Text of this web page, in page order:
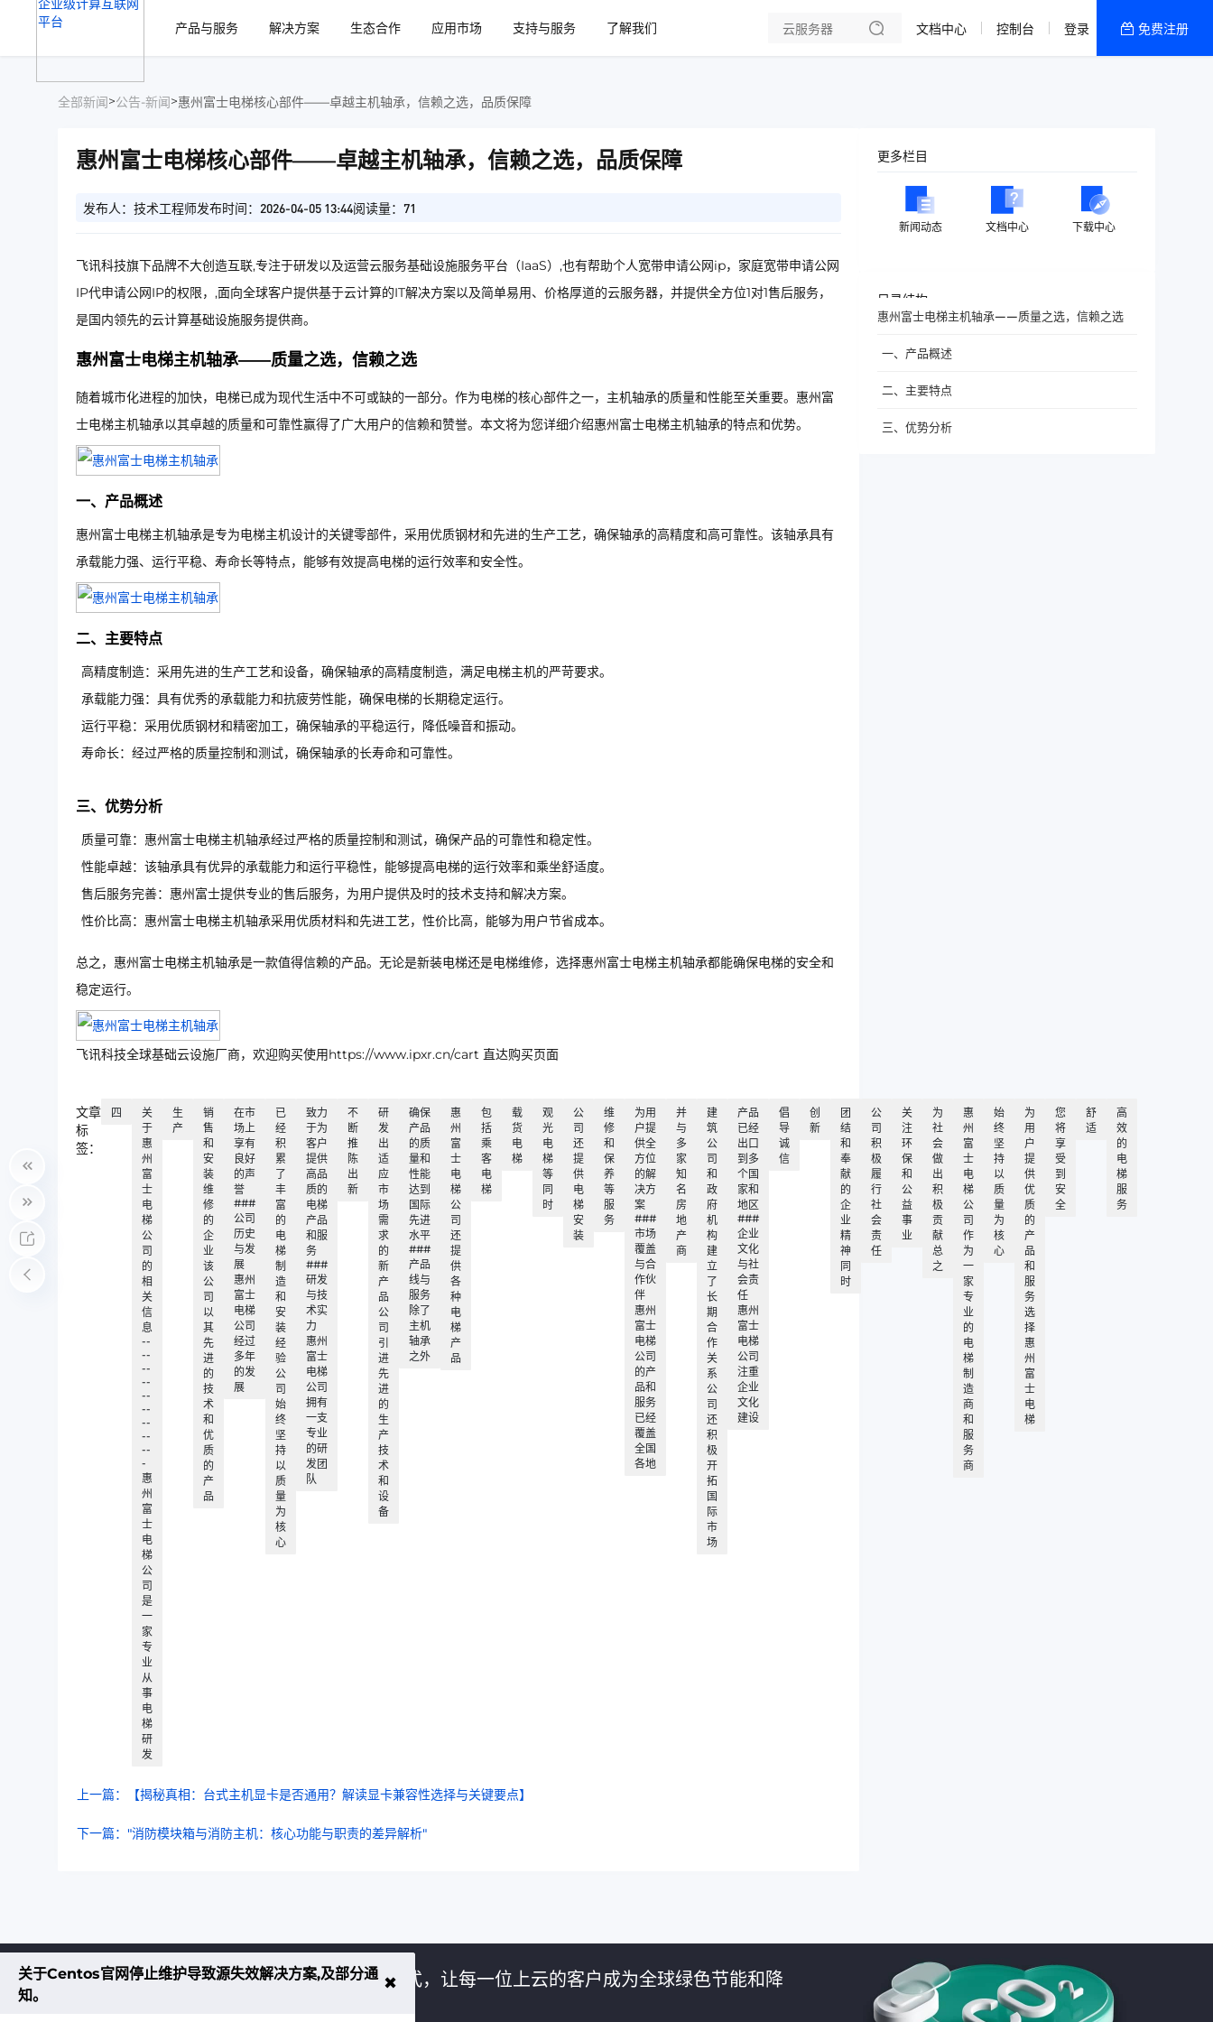
产品与服务
解决方案 生态合作 应用市场 支持与服务
了解我们
文档中心 控制台 登录 免费注册
全部新闻>公告-新闻>惠州富士电梯核心部件——卓越主机轴承，信赖之选，品质保障
惠州富士电梯核心部件——卓越主机轴承，信赖之选，品质保障
发布人：技术工程师发布时间：2026-04-05 13:44阅读量：71
飞讯科技旗下品牌不大创造互联,专注于研发以及运营云服务基础设施服务平台（IaaS）,也有帮助个人宽带申请公网ip，家庭宽带申请公网
IP代申请公网IP的权限，,面向全球客户提供基于云计算的IT解决方案以及简单易用、价格厚道的云服务器，并提供全方位1对1售后服务，
是国内领先的云计算基础设施服务提供商。
惠州富士电梯主机轴承——质量之选，信赖之选
随着城市化进程的加快，电梯已成为现代生活中不可或缺的一部分。作为电梯的核心部件之一，主机轴承的质量和性能至关重要。惠州富
士电梯主机轴承以其卓越的质量和可靠性赢得了广大用户的信赖和赞誉。本文将为您详细介绍惠州富士电梯主机轴承的特点和优势。
一、产品概述
惠州富士电梯主机轴承是专为电梯主机设计的关键零部件，采用优质钢材和先进的生产工艺，确保轴承的高精度和高可靠性。该轴承具有
承载能力强、运行平稳、寿命长等特点，能够有效提高电梯的运行效率和安全性。
二、主要特点
高精度制造：采用先进的生产工艺和设备，确保轴承的高精度制造，满足电梯主机的严苛要求。
承载能力强：具有优秀的承载能力和抗疲劳性能，确保电梯的长期稳定运行。
运行平稳：采用优质钢材和精密加工，确保轴承的平稳运行，降低噪音和振动。
寿命长：经过严格的质量控制和测试，确保轴承的长寿命和可靠性。
三、优势分析
质量可靠：惠州富士电梯主机轴承经过严格的质量控制和测试，确保产品的可靠性和稳定性。
性能卓越：该轴承具有优异的承载能力和运行平稳性，能够提高电梯的运行效率和乘坐舒适度。
售后服务完善：惠州富士提供专业的售后服务，为用户提供及时的技术支持和解决方案。
性价比高：惠州富士电梯主机轴承采用优质材料和先进工艺，性价比高，能够为用户节省成本。
总之，惠州富士电梯主机轴承是一款值得信赖的产品。无论是新装电梯还是电梯维修，选择惠州富士电梯主机轴承都能确保电梯的安全和
稳定运行。
飞讯科技全球基础云设施厂商，欢迎购买使用https://www.ipxr.cn/cart 直达购买页面
文章
标
签：
四
关
于
惠
州
富
士
电
梯
公
司
的
相
关
信
息
--
--
--
--
--
--
--
--
--
-
惠
州
富
士
电
梯
公
司
是
一
家
专
业
从
事
电
梯
研
发
生
产
销
售
和
安
装
维
修
的
企
业
该
公
司
以
其
先
进
的
技
术
和
优
质
的
产
品
在市
场上
享有
良好
的声
誉
###
公司
历史
与发
展
惠州
富士
电梯
公司
经过
多年
的发
展
已
经
积
累
了
丰
富
的
电
梯
制
造
和
安
装
经
验
公
司
始
终
坚
持
以
质
量
为
核
心
致力
于为
客户
提供
高品
质的
电梯
产品
和服
务
###
研发
与技
术实
力
惠州
富士
电梯
公司
拥有
一支
专业
的研
发团
队
不
断
推
陈
出
新
研
发
出
适
应
市
场
需
求
的
新
产
品
公
司
引
进
先
进
的
生
产
技
术
和
设
备
确保
产品
的质
量和
性能
达到
国际
先进
水平
###
产品
线与
服务
除了
主机
轴承
之外
惠
州
富
士
电
梯
公
司
还
提
供
各
种
电
梯
产
品
包
括
乘
客
电
梯
载
货
电
梯
观
光
电
梯
等
同
时
公
司
还
提
供
电
梯
安
装
维
修
和
保
养
等
服
务
为用
户提
供全
方位
的解
决方
案
###
市场
覆盖
与合
作伙
伴
惠州
富士
电梯
公司
的产
品和
服务
已经
覆盖
全国
各地
并
与
多
家
知
名
房
地
产
商
建
筑
公
司
和
政
府
机
构
建
立
了
长
期
合
作
关
系
公
司
还
积
极
开
拓
国
际
市
场
产品
已经
出口
到多
个国
家和
地区
###
企业
文化
与社
会责
任
惠州
富士
电梯
公司
注重
企业
文化
建设
倡
导
诚
信
创
新
团
结
和
奉
献
的
企
业
精
神
同
时
公
司
积
极
履
行
社
会
责
任
关
注
环
保
和
公
益
事
业
为
社
会
做
出
积
极
贡
献
总
之
惠
州
富
士
电
梯
公
司
作
为
一
家
专
业
的
电
梯
制
造
商
和
服
务
商
始
终
坚
持
以
质
量
为
核
心
为
用
户
提
供
优
质
的
产
品
和
服
务
选
择
惠
州
富
士
电
梯
您
将
享
受
到
安
全
舒
适
高
效
的
电
梯
服
务
上一篇：【揭秘真相：台式主机显卡是否通用？解读显卡兼容性选择与关键要点】
下一篇："消防模块箱与消防主机：核心功能与职责的差异解析"
更多栏目
新闻动态 文档中心 下载中心
目录结构
惠州富士电梯主机轴承——质量之选，信赖之选
一、产品概述
二、主要特点
三、优势分析
不大创造互联致力于以最 “绿色节能” 的方式，让每一位上云的客户成为全球绿色节能和降
关于Centos官网停止维护导致源失效解决方案,及部分通
知。
✖